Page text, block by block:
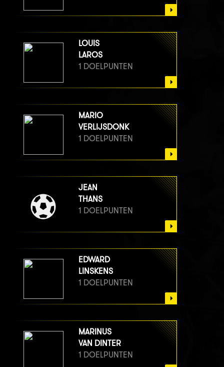
LOUIS
LAROS
1 DOELPUNTEN
MARIO
VERLIJSDONK
1 DOELPUNTEN
JEAN
THANS
1 DOELPUNTEN
EDWARD
LINSKENS
1 DOELPUNTEN
MARINUS
VAN DINTER
1 DOELPUNTEN